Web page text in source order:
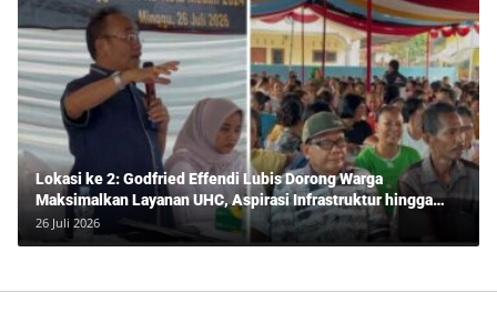
Lokasi ke 2: Godfried Effendi Lubis Dorong Warga
Maksimalkan Layanan UHC, Aspirasi Infrastruktur hingga
Pendidikan Mengemuka dalam Reses Medan Amplas
26 Juli 2026